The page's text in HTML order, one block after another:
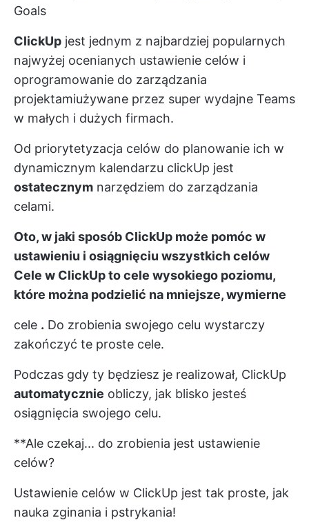
Goals
ClickUp jest jednym z najbardziej popularnych
najwyżej ocenianych ustawienie celów i
oprogramowanie do zarządzania
projektamiużywane przez super wydajne Teams
w małych i dużych firmach.
Od priorytetyzacja celów do planowanie ich w
dynamicznym kalendarzu clickUp jest
ostatecznym narzędziem do zarządzania
celami.
Oto, w jaki sposób ClickUp może pomóc w
ustawieniu i osiągnięciu wszystkich celów
Cele w ClickUp to cele wysokiego poziomu,
które można podzielić na mniejsze, wymierne
cele . Do zrobienia swojego celu wystarczy
zakończyć te proste cele.
Podczas gdy ty będziesz je realizował, ClickUp
automatycznie obliczy, jak blisko jesteś
osiągnięcia swojego celu.
**Ale czekaj... do zrobienia jest ustawienie
celów?
Ustawienie celów w ClickUp jest tak proste, jak
nauka zginania i pstrykania!